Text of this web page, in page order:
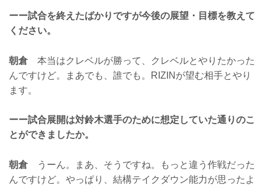
ーー試合を終えたばかりですが今後の展望・目標を教えて
ください。
朝倉本当はクレベルが勝って、クレベルとやりたかった
んですけど。まあでも、誰でも。RIZINが望む相手とやり
ます。
ーー試合展開は対鈴木選手のために想定していた通りのこ
とができましたか。
朝倉うーん。まあ、そうですね。もっと違う作戦だった
んですけど。やっぱり、結構テイクダウン能力が思ったよ